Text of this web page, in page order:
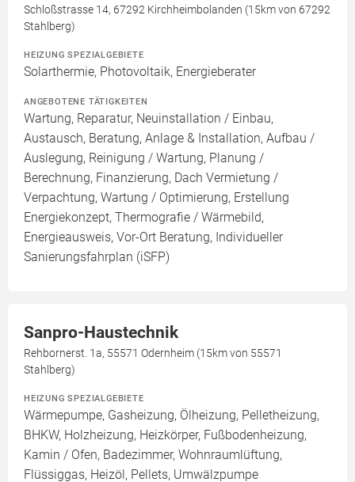
Schloßstrasse 14, 67292 Kirchheimbolanden (15km von 67292
Stahlberg)
HEIZUNG SPEZIALGEBIETE
Solarthermie, Photovoltaik, Energieberater
ANGEBOTENE TÄTIGKEITEN
Wartung, Reparatur, Neuinstallation / Einbau,
Austausch, Beratung, Anlage & Installation, Aufbau /
Auslegung, Reinigung / Wartung, Planung /
Berechnung, Finanzierung, Dach Vermietung /
Verpachtung, Wartung / Optimierung, Erstellung
Energiekonzept, Thermografie / Wärmebild,
Energieausweis, Vor-Ort Beratung, Individueller
Sanierungsfahrplan (iSFP)
Sanpro-Haustechnik
Rehbornerst. 1a, 55571 Odernheim (15km von 55571
Stahlberg)
HEIZUNG SPEZIALGEBIETE
Wärmepumpe, Gasheizung, Ölheizung, Pelletheizung,
BHKW, Holzheizung, Heizkörper, Fußbodenheizung,
Kamin / Ofen, Badezimmer, Wohnraumlüftung,
Flüssiggas, Heizöl, Pellets, Umwälzpumpe